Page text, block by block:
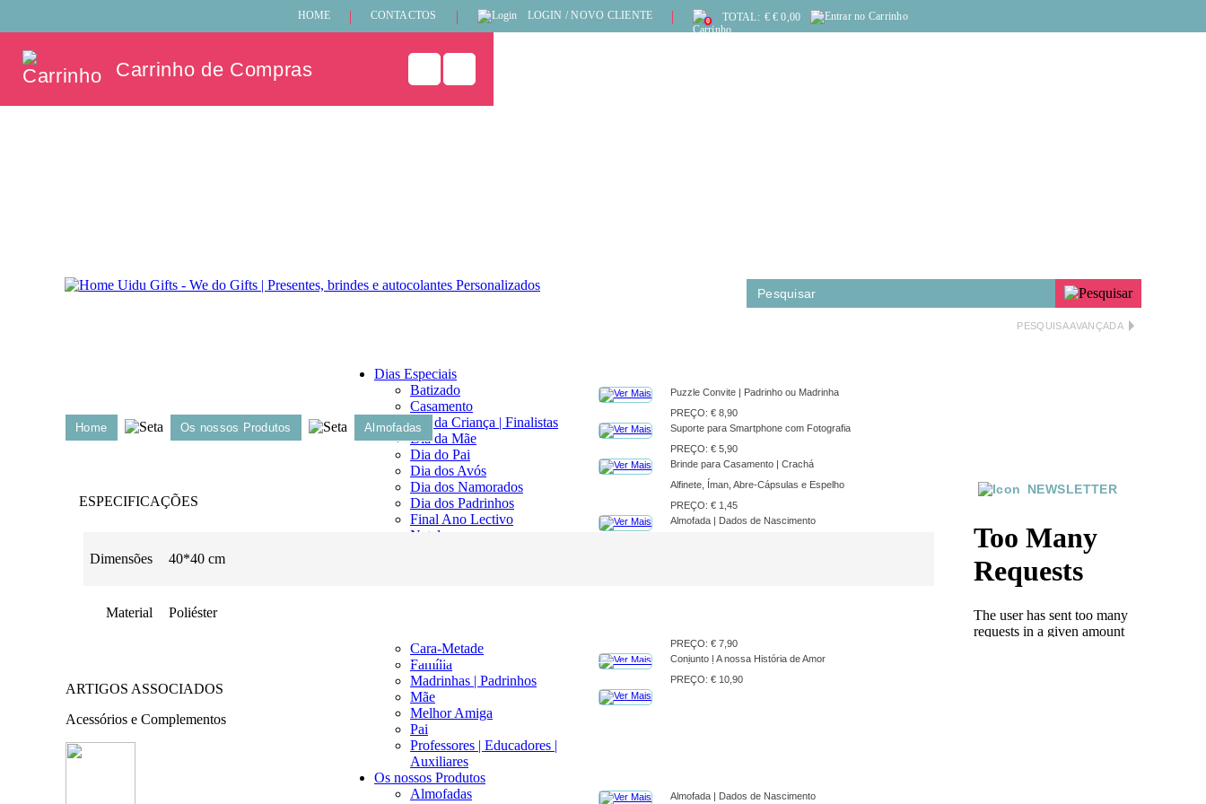
HOME CONTACTOS LOGIN / NOVO CLIENTE 0 TOTAL: € € 0,00
Carrinho de Compras
PESQUISA AVANÇADA
Dias Especiais
Puzzle Convite | Padrinho ou Madrinha
PREÇO: € 8,90
Suporte para Smartphone com Fotografia
PREÇO: € 5,90
Brinde para Casamento | Crachá
Alfinete, Íman, Abre-Cápsulas e Espelho
PREÇO: € 1,45
Almofada | Dados de Nascimento
Batizado
Casamento
Dia da Criança | Finalistas
Dia da Mãe
Dia do Pai
Dia dos Avós
Dia dos Namorados
Dia dos Padrinhos
Final Ano Lectivo
Natal
PREÇO: € 7,90
Conjunto | A nossa História de Amor
PREÇO: € 10,90
Cara-Metade
Família
Madrinhas | Padrinhos
Mãe
Melhor Amiga
Pai
Professores | Educadores |
Auxiliares
Os nossos Produtos
Almofada | Dados de Nascimento
Almofadas
Home Os nossos Produtos Almofadas
ESPECIFICAÇÕES
Dimensões 40*40 cm
Material Poliéster
ARTIGOS ASSOCIADOS
Acessórios e Complementos
NEWSLETTER